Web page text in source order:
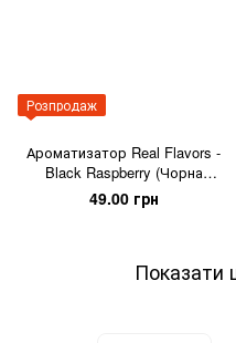
Розпродаж
Ароматизатор Real Flavors -
Black Raspberry (Чорна
малина), 5 мл
49.00 грн
Показати